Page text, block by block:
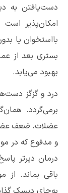
دست‌یافتن به
امکان‌پذیر است
بااستخوان یا
بستری بعد از
بهبود می‌یابد.
درد و گزگز
برمی‌گردد.
عضلات، ضعف
و مدفوع که در
درمان دیرتر
باقی بماند.